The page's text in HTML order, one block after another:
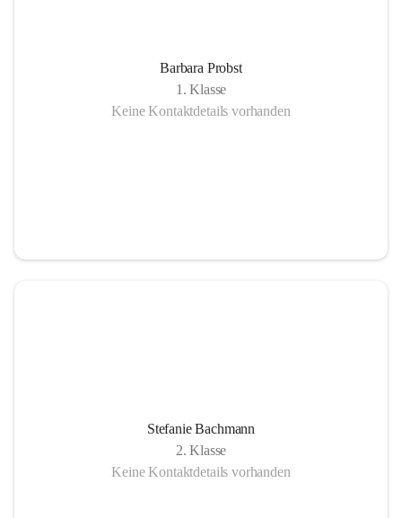
Barbara Probst
1. Klasse
Keine Kontaktdetails vorhanden
Stefanie Bachmann
2. Klasse
Keine Kontaktdetails vorhanden